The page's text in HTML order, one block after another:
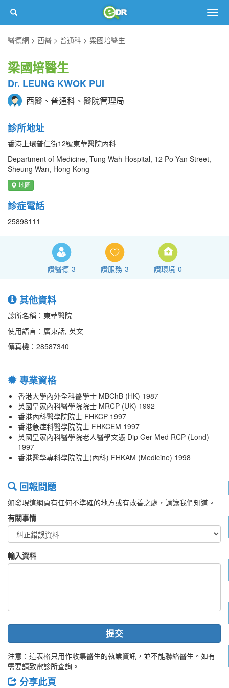
醫德網
西醫 普通科 梁國培醫生
梁國培醫生
Dr. LEUNG KWOK PUI
西醫、普通科、醫院管理局
診所地址
香港上環普仁街12號東華醫院內科
Department of Medicine, Tung Wah Hospital, 12 Po Yan Street,
Sheung Wan, Hong Kong
地圖
診症電話
25898111
讚醫德 3 讚服務 3 讚環境 0
其他資料
診所名稱：東華醫院
使用語言：廣東話, 英文
傳真機：28587340
專業資格
香港大學內外全科醫學士 MBChB (HK) 1987
英國皇家內科醫學院院士 MRCP (UK) 1992
香港內科醫學院院士 FHKCP 1997
香港急症科醫學院院士 FHKCEM 1997
英國皇家內科醫學院老人醫學文憑 Dip Ger Med RCP (Lond)
1997
香港醫學專科學院院士(內科) FHKAM (Medicine) 1998
回報問題
如發現這網頁有任何不準確的地方或有改善之處，請讓我們知道。
有關事情
輸入資料
提交
注意：這表格只用作收集醫生的執業資訊，並不能聯絡醫生。如有
需要請致電診所查詢。
分享此頁